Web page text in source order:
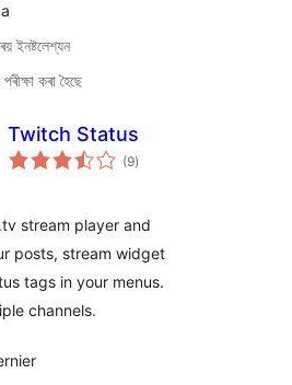
ইনষ্টলেশ্যন
কৰা হৈছে
Twitch Status
(9টা
মুঠ)
stream player and
posts, stream widget
tags in your menus.
channels.